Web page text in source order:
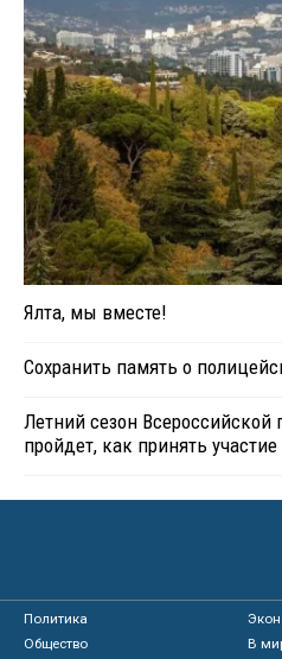
Ялта, мы вместе!
Сохранить память о
Летний сезон Всероссийской
пройдет, как принять участие
Политика
Общество
В